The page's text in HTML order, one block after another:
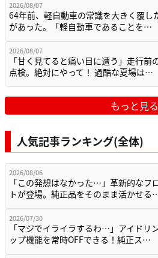
2026/08/07
64年前、軽自動車の常識を大きく覆し
があった。「軽自動車であることを…
2026/08/07
「甘く見てると痛い目に遭う」走行前
点検。絶対にやって！ 過酷な夏場は…
もっと見る
人気記事ランキング(全体)
2026/08/06
「この発想はなかった…」革新的なフ
トが登場。純正品をそのまま活かせる
2026/07/30
「マジでイライラするわ…」アイドリ
ップ機能を常時OFFできる！純正ス…